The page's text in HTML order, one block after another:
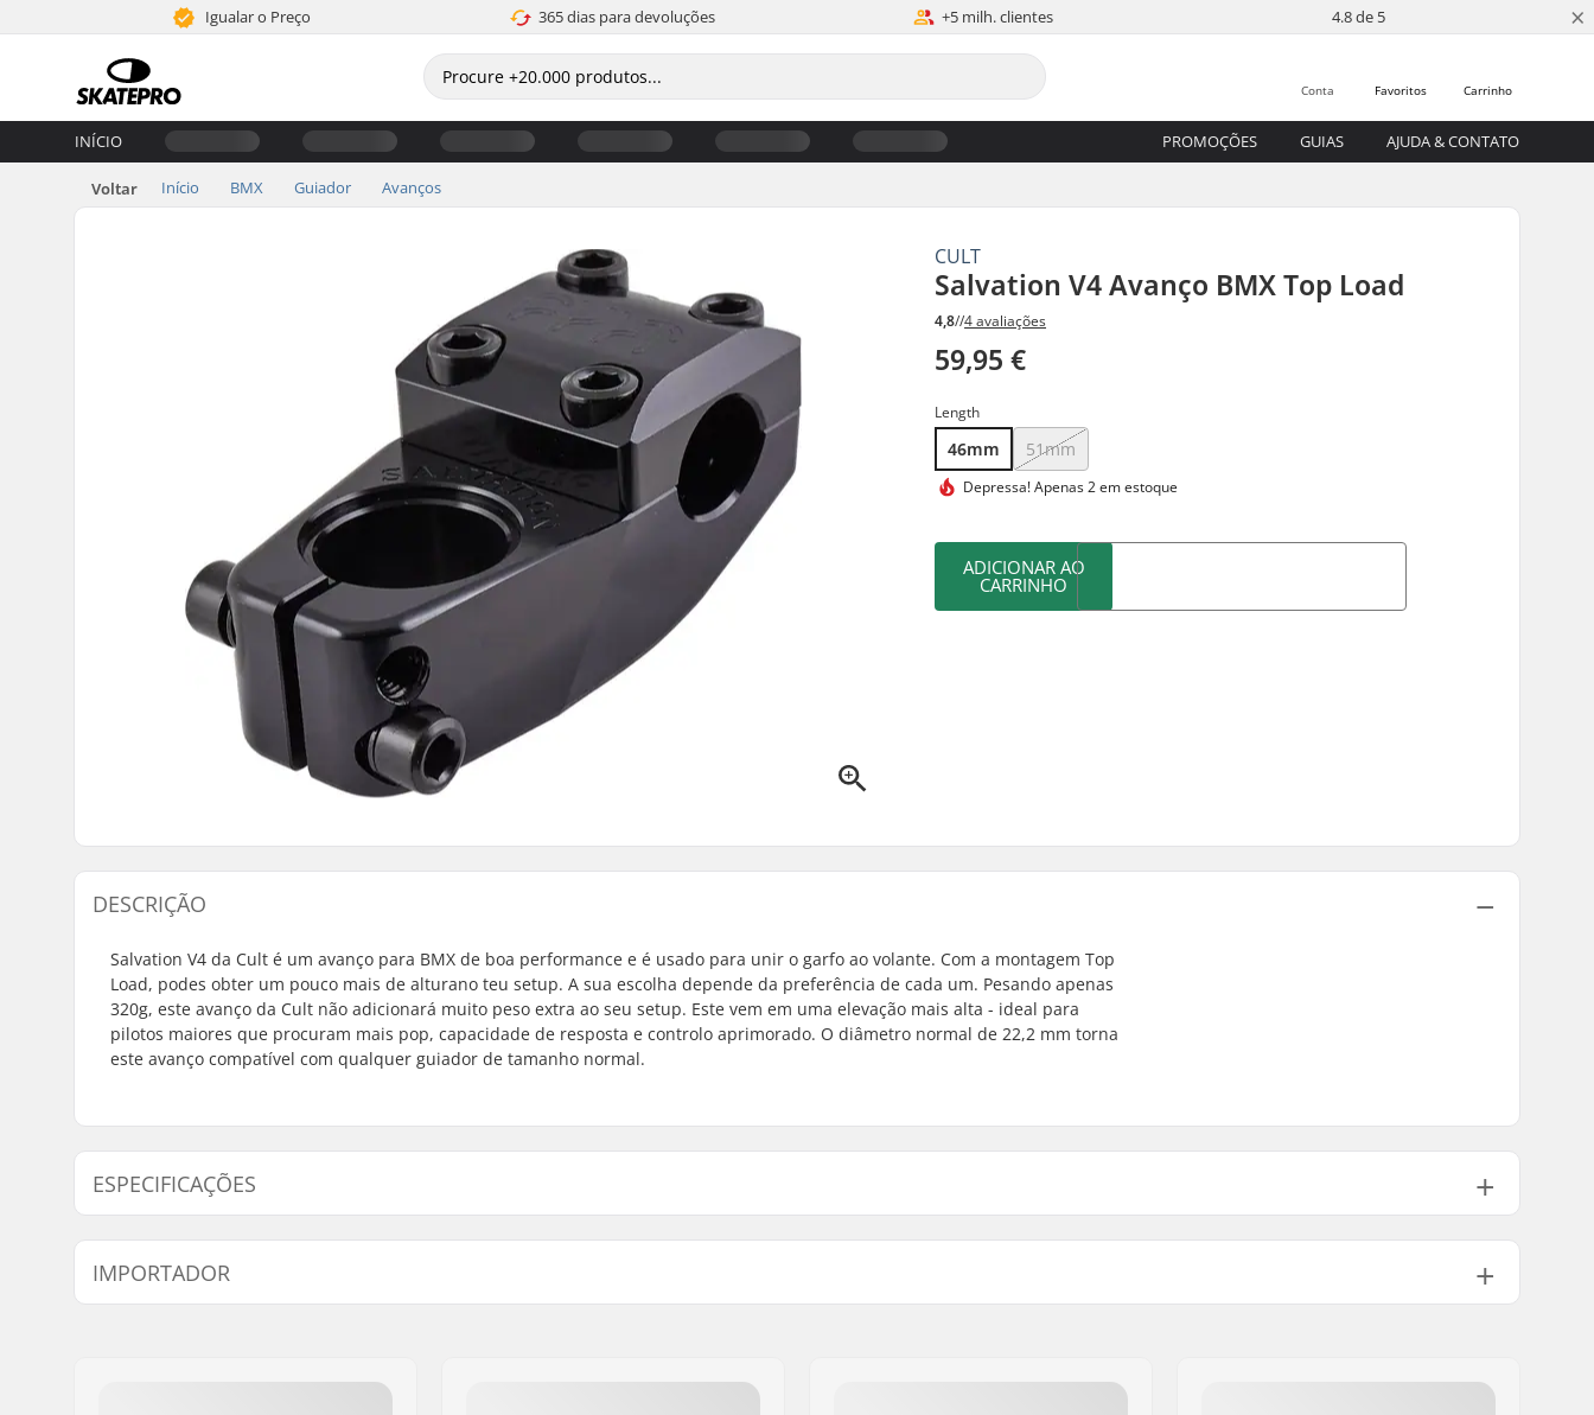
Igualar o Preço 365 dias para devoluções +5 milh. clientes 4.8 de 5 ×
Carrinho
Favoritos
Conta
INÍCIO PROMOÇÕES GUIAS AJUDA & CONTATO
Voltar Início BMX Guiador Avanços
CULT
Salvation V4 Avanço BMX Top Load
4,8//4 avaliações
59,95 €
Length
46mm 51mm
Depressa!Apenas 2 em estoque
ADICIONAR AO
CARRINHO
DESCRIÇÃO
Salvation V4 da Cult é um avanço para BMX de boa performance e é usado para unir o garfo ao volante. Com a montagem Top
Load, podes obter um pouco mais de alturano teu setup. A sua escolha depende da preferência de cada um. Pesando apenas
320g, este avanço da Cult não adicionará muito peso extra ao seu setup. Este vem em uma elevação mais alta - ideal para
pilotos maiores que procuram mais pop, capacidade de resposta e controlo aprimorado. O diâmetro normal de 22,2 mm torna
este avanço compatível com qualquer guiador de tamanho normal.
ESPECIFICAÇÕES
Tipo/Comprimento do Avanço:
46mm, Carga superior
Altura do avanço:
Diâmetro do Avanço:
22.2mm
Peso:
320g
IMPORTADOR